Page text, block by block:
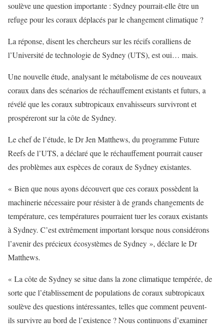
soulève une question importante : Sydney pourrait-elle être un
refuge pour les coraux déplacés par le changement climatique ?
La réponse, disent les chercheurs sur les récifs coralliens de
l’Université de technologie de Sydney (UTS), est oui… mais.
Une nouvelle étude, analysant le métabolisme de ces nouveaux
coraux dans des scénarios de réchauffement existants et futurs, a
révélé que les coraux subtropicaux envahisseurs survivront et
prospéreront sur la côte de Sydney.
Le chef de l’étude, le Dr Jen Matthews, du programme Future
Reefs de l’UTS, a déclaré que le réchauffement pourrait causer
des problèmes aux espèces de coraux de Sydney existantes.
« Bien que nous ayons découvert que ces coraux possèdent la
machinerie nécessaire pour résister à de grands changements de
température, ces températures pourraient tuer les coraux existants
à Sydney. C’est extrêmement important lorsque nous considérons
l’avenir des précieux écosystèmes de Sydney », déclare le Dr
Matthews.
« La côte de Sydney se situe dans la zone climatique tempérée, de
sorte que l’établissement de populations de coraux subtropicaux
soulève des questions intéressantes, telles que comment peuvent-
ils survivre au bord de l’existence ? Nous continuons d’examiner